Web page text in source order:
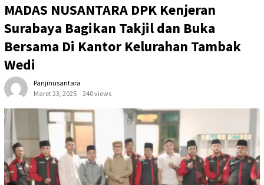
MADAS NUSANTARA DPK Kenjeran
Surabaya Bagikan Takjil dan Buka
Bersama Di Kantor Kelurahan Tambak
Wedi
Panjinusantara
Maret 23, 2025
240 views